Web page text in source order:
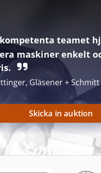
Design
Av Byggmaterial
teamet
maskiner enkelt
Gläsener +
Skicka in auktion